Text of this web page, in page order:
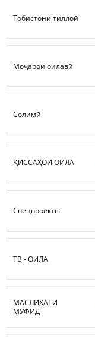
Тобистони тиллоӣ
Моҷарои оилавӣ
Солимӣ
ҚИССАҲОИ ОИЛА
Спецпроекты
ТВ - ОИЛА
МАСЛИҲАТИ
МУФИД